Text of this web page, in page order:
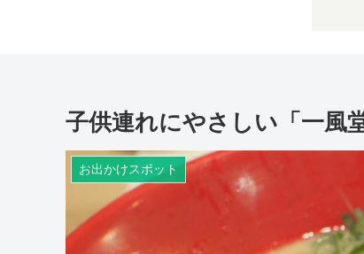
子供連れにやさしい「一風
お出かけスポット